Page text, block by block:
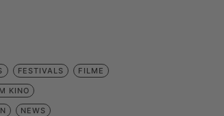
FESTIVALS FILME
KINO
NEWS